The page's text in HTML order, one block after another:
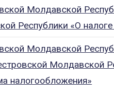
Молдавской
Республики «О налоге
Молдавской
Молдавской
налогообложения»